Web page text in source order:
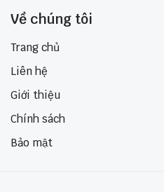
Về chúng tôi
Trang chủ
Liên hệ
Giới thiệu
Chính sách
Bảo mật